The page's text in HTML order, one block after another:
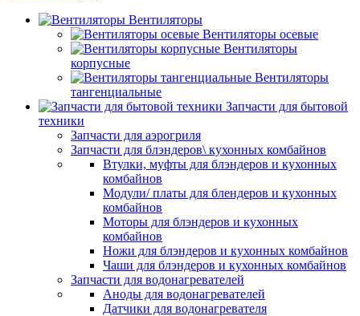
Вентиляторы
Вентиляторы осевые
Вентиляторы
корпусные
Вентиляторы
тангенциальные
Запчасти для бытовой
техники
Запчасти для аэрогриля
Запчасти для блэндеров\ кухонных комбайнов
Втулки, муфты для блэндеров и кухонных
комбайнов
Модули/ платы для блендеров и кухонных
комбайнов
Моторы для блэндеров и кухонных
комбайнов
Ножи для блэндеров и кухонных комбайнов
Чаши для блэндеров и кухонных комбайнов
Запчасти для водонагревателей
Аноды для водонагревателей
Датчики для водонагревателя